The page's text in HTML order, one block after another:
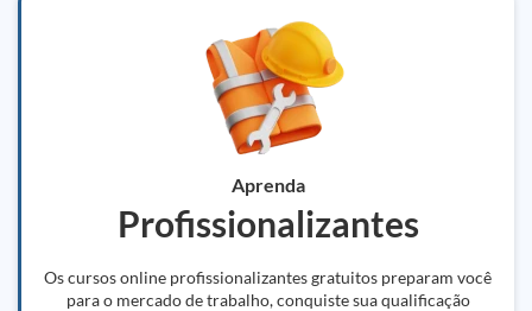
Aprenda
Profissionalizantes
Os cursos online profissionalizantes gratuitos preparam você
para o mercado de trabalho, conquiste sua qualificação